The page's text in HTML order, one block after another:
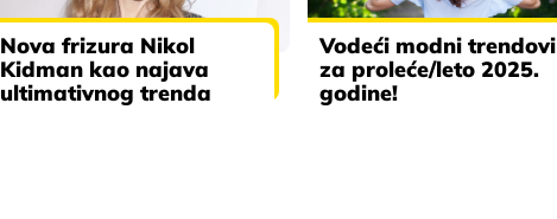
Nova frizura Nikol
Kidman kao najava
ultimativnog trenda
Vodeći modni trendovi
za proleće/leto 2025.
godine!